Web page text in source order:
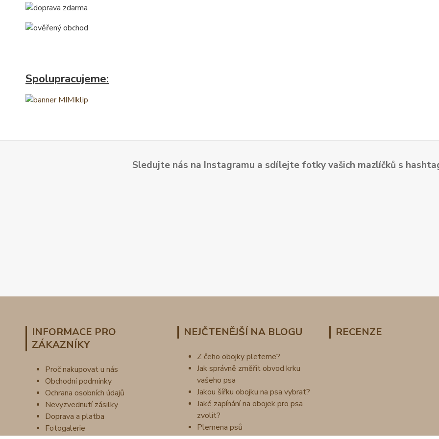
Spolupracujeme:
Sledujte nás na Instagramu a sdílejte fotky vašich mazlíčků s
INFORMACE PRO
ZÁKAZNÍKY
Proč nakupovat u nás
Obchodní podmínky
Ochrana osobních údajů
Nevyzvednutí zásilky
Doprava a platba
Fotogalerie
NEJČTENĚJŠÍ NA BLOGU
Z čeho obojky pleteme?
Jak správně změřit obvod krku
vašeho psa
Jakou šířku obojku na psa vybrat?
Jaké zapínání na obojek pro psa
zvolit?
Plemena psů
RECENZE